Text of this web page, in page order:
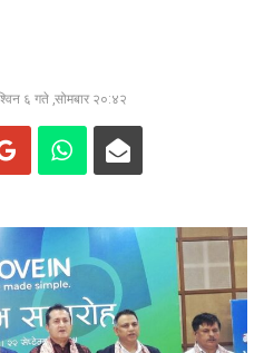
६ गते ,सोमबार २०:४२